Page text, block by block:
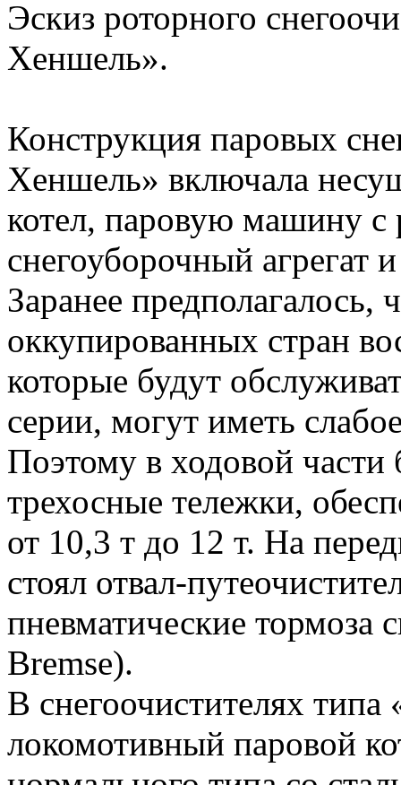
Эскиз роторного
Хеншель».
Конструкция паровых
Хеншель» включала
котел, паровую машину с
снегоуборочный агрегат
Заранее
оккупированных стран
которые будут
серии, могут иметь
Поэтому в ходовой части
трехосные тележки,
от 10,3 т до 12 т. На
стоял отвал-
пневматические
Bremse).
В снегоочистителях типа
локомотивный паровой